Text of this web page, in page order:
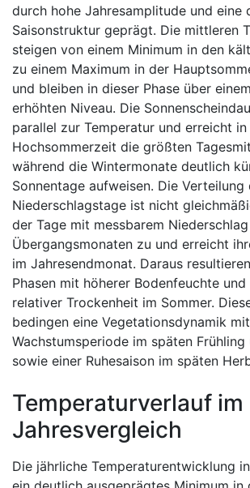
durch hohe Jahresamplitude und eine
Saisonstruktur geprägt. Die mittleren
steigen von einem Minimum in den
zu einem Maximum in der
und bleiben in dieser Phase über
erhöhten Niveau. Die
parallel zur Temperatur und erreicht
Hochsommerzeit die größten
während die Wintermonate deutlich
Sonnentage aufweisen. Die Verteilung
Niederschlagstage ist nicht
der Tage mit messbarem
Übergangsmonaten zu und erreicht
im Jahresendmonat. Daraus
Phasen mit höherer Bodenfeuchte und
relativer Trockenheit im Sommer.
bedingen eine Vegetationsdynamik
Wachstumsperiode im späten Frühling
sowie einer Ruhesaison im späten
Temperaturverlauf im
Jahresvergleich
Die jährliche Temperaturentwicklung